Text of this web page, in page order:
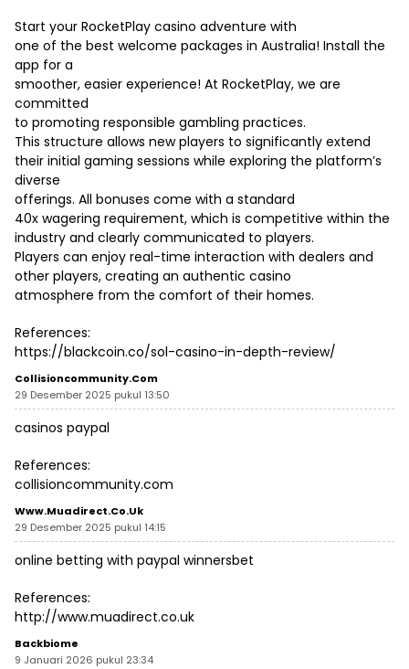
Start your RocketPlay casino adventure with
one of the best welcome packages in Australia! Install the
app for a
smoother, easier experience! At RocketPlay, we are
committed
to promoting responsible gambling practices.
This structure allows new players to significantly extend
their initial gaming sessions while exploring the platform’s
diverse
offerings. All bonuses come with a standard
40x wagering requirement, which is competitive within the
industry and clearly communicated to players.
Players can enjoy real-time interaction with dealers and
other players, creating an authentic casino
atmosphere from the comfort of their homes.
References:
https://blackcoin.co/sol-casino-in-depth-review/
Collisioncommunity.com
29 Desember 2025 pukul 13:50
casinos paypal
References:
collisioncommunity.com
Www.muadirect.co.uk
29 Desember 2025 pukul 14:15
online betting with paypal winnersbet
References:
http://www.muadirect.co.uk
Backbiome
9 Januari 2026 pukul 23:34